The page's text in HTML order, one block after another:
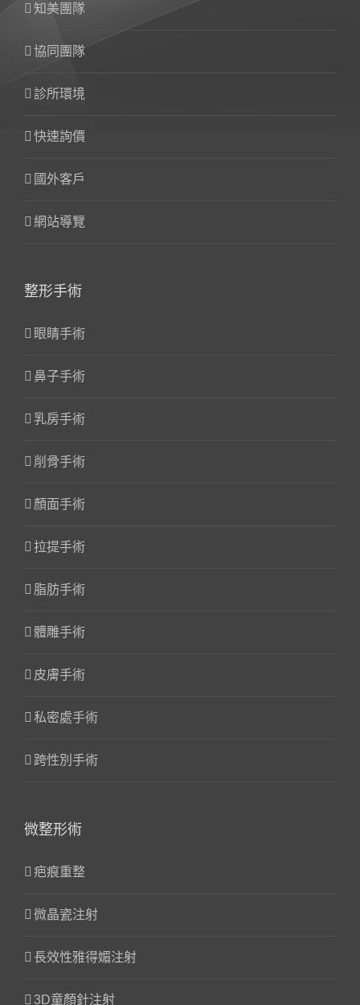
知美團隊
協同團隊
診所環境
快速詢價
國外客戶
網站導覽
整形手術
眼睛手術
鼻子手術
乳房手術
削骨手術
顏面手術
拉提手術
脂肪手術
體雕手術
皮膚手術
私密處手術
跨性別手術
微整形術
疤痕重整
微晶瓷注射
長效性雅得媚注射
3D童顏針注射